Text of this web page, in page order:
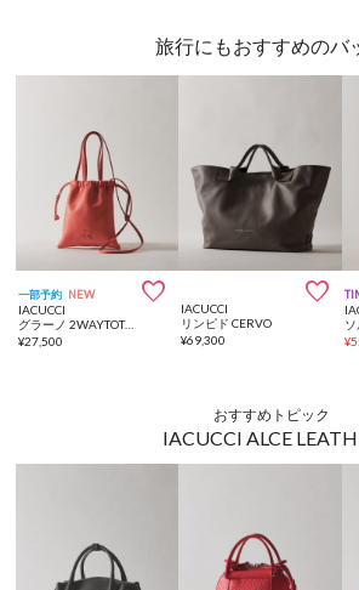
旅行にもおすすめのバ
一部予約 NEW 
IACUCCI
グラーノ 2WAYTOTE CERVO
¥27,500

IACUCCI
リンピド CERVO
¥69,300
¥
おすすめトピック
IACUCCI ALCE